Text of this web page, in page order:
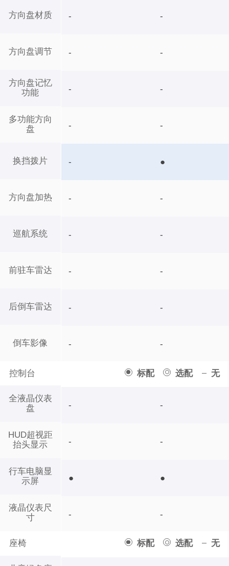
方向盘材质
方向盘调节
方向盘记忆
功能
多功能方向
盘
换挡拨片
方向盘加热
巡航系统
前驻车雷达
后倒车雷达
倒车影像
控制台 标配 选配 无
全液晶仪表
盘
HUD超视距
抬头显示
行车电脑显
示屏
液晶仪表尺
寸
座椅 标配 选配 无
- -
- -
- -
- -
- ●
- -
- -
- -
- -
- -
- -
- -
● ●
- -